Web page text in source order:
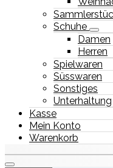
Schuhe
Damen
Herren
Spielwaren
Süsswaren
Sonstiges
Unterhaltung
Kasse
Mein Konto
Warenkorb